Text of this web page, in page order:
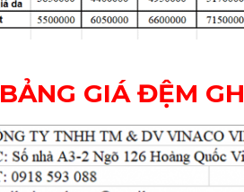
BẢNG GIÁ ĐỆM